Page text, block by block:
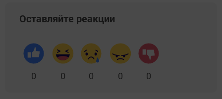
Оставляйте реакции
0 0 0 0 0